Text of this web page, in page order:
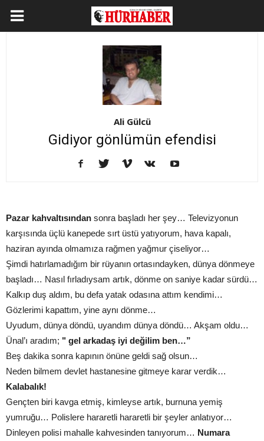
Ali Gülcü
Gidiyor gönlümün efendisi
Pazar kahvaltısından sonra başladı her şey… Televizyonun
karşısında üçlü kanepede sırt üstü yatıyorum, hava kapalı,
haziran ayında olmamıza rağmen yağmur çiseliyor…
Şimdi hatırlamadığım bir rüyanın ortasındayken, dünya dönmeye
başladı… Nasıl fırladıysam artık, dönme on saniye kadar sürdü…
Kalkıp duş aldım, bu defa yatak odasına attım kendimi…
Gözlerimi kapattım, yine aynı dönme…
Uyudum, dünya döndü, uyandım dünya döndü… Akşam oldu…
Ünal’ı aradım; " gel arkadaş iyi değilim ben…”
Beş dakika sonra kapının önüne geldi sağ olsun…
Neden bilmem devlet hastanesine gitmeye karar verdik…
Kalabalık!
Gençten biri kavga etmiş, kimleyse artık, burnuna yemiş
yumruğu… Polislere hararetli hararetli bir şeyler anlatıyor…
Dinleyen polisi mahalle kahvesinden tanıyorum… Numara